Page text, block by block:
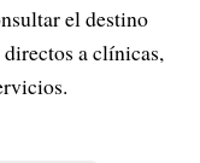
el destino
a clínicas,